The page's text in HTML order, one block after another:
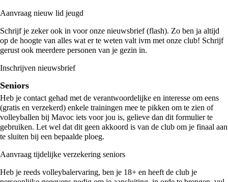
Aanvraag nieuw lid jeugd
Schrijf je zeker ook in voor onze nieuwsbrief (flash). Zo ben ja altijd
op de hoogte van alles wat er te weten valt ivm met onze club! Schrijf
gerust ook meerdere personen van je gezin in.
Inschrijven nieuwsbrief
Seniors
Heb je contact gehad met de verantwoordelijke en interesse om eens
(gratis en verzekerd) enkele trainingen mee te pikken om te zien of
volleyballen bij Mavoc iets voor jou is, gelieve dan dit formulier te
gebruiken. Let wel dat dit geen akkoord is van de club om je finaal aan
te sluiten bij een bepaalde ploeg.
Aanvraag tijdelijke verzekering seniors
Heb je reeds volleybalervaring, ben je 18+ en heeft de club je